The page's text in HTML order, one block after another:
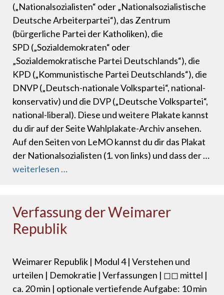
(„Nationalsozialisten“ oder „Nationalsozialistische
Deutsche Arbeiterpartei“), das Zentrum
(bürgerliche Partei der Katholiken), die
SPD („Sozialdemokraten“ oder
„Sozialdemokratische Partei Deutschlands“), die
KPD („Kommunistische Partei Deutschlands“), die
DNVP („Deutsch-nationale Volkspartei“, national-
konservativ) und die DVP („Deutsche Volkspartei“,
national-liberal). Diese und weitere Plakate kannst
du dir auf der Seite Wahlplakate-Archiv ansehen.
Auf den Seiten von LeMO kannst du dir das Plakat
der Nationalsozialisten (1. von links) und dass der …
weiterlesen …
Verfassung der Weimarer
Republik
Weimarer Republik | Modul 4 | Verstehen und
urteilen | Demokratie | Verfassungen | ◻◻ mittel |
ca. 20 min | optionale vertiefende Aufgabe: 10 min